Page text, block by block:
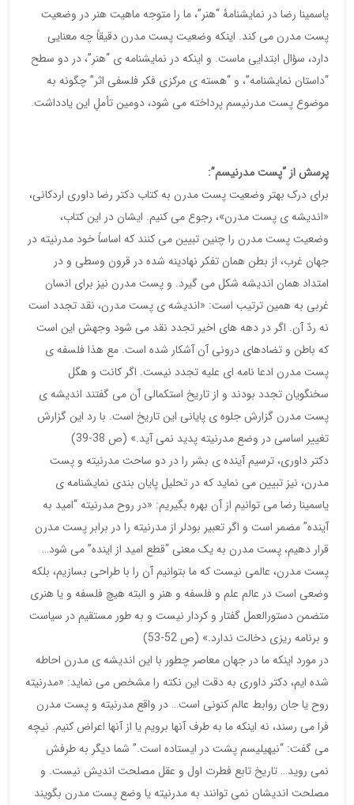
یاسمینا رضا در نمایشنامۀ “هنر”، ما را متوجه ماهیت هنر در وضعیت
پست مدرن می کند. اینکه وضعیت پست مدرن دقیقاً چه معنایی
دارد، سؤال ابتدایی ماست. و اینکه در نمایشنامه ی “هنر”، در دو سطح
“داستان نمایشنامه”، و “هسته ی مرکزی فکر فلسفی اثر” چگونه به
موضوع پست مدرنیسم پرداخته می شود، دومین تأملِ این یادداشت.
پرسش از “پست مدرنیسم”:
برای درک بهتر وضعیت پست مدرن به کتاب دکتر رضا داوری اردکانی،
«اندیشه ی پست مدرن»، رجوع می کنیم. ایشان در این کتاب،
وضعیت پست مدرن را چنین تبیین می کنند که اساساً خود مدرنیته در
جهان غرب، از بطن همان تفکر نهادینه شده در قرون وسطی و در
امتداد همان اندیشه شکل می گیرد. و پست مدرن نیز برای انسان
غربی به همین ترتیب است: «اندیشه ی پست مدرن، نقد تجدد است
نه ردّ آن. اگر در دهه های اخیر تجدد نقد می شود وجهش این است
که باطن و تضادهای درونی آن آشکار شده است. مع هذا فلسفه ی
پست مدرن ادعا نامه ای علیه تجدد نیست. اگر کانت و هگل
سخنگویان تجدد بودند و از تاریخ استکمالی آن می گفتند اندیشه ی
پست مدرن گزارش جلوه ی پایانی این تاریخ است. با رد این گزارش
تغییر اساسی در وضع مدرنیته پدید نمی آید.» (ص 38-39)
دکتر داوری، ترسیم آینده ی بشر را در دو ساحت مدرنیته و پست
مدرن، نیز تبیین می نماید که در تحلیل پایان بندی نمایشنامه ی
یاسمینا رضا می توانیم از آن بهره بگیریم: «در روح مدرنیته “امید به
آینده” مضمر است و اگر تعبیر بودلر از مدرنیته را در برابر پست مدرن
قرار دهیم، پست مدرن به یک معنی “قطع امید از اینده” می شود…
پست مدرن، عالمی نیست که ما بتوانیم آن را با طراحی بسازیم، بلکه
وضعی است در عالم علم و فلسفه و هنر و البته هیچ فلسفه و یا هنری
متضمن دستورالعمل گفتار و کردار نیست و به طور مستقیم در سیاست
و برنامه ریزی دخالت ندارد.» (ص 52-53)
در مورد اینکه ما در جهان معاصر چطور با این اندیشه ی مدرن احاطه
شده ایم، دکتر داوری به دقت این نکته را مشخص می نماید: «مدرنیته
روح یا جان روابط عالم کنونی است… در واقع مدرنیته و پست مدرن
فرا می رسند، نه اینکه ما به طرف آنها برویم یا از آنها اعراض کنیم. نیچه
می گفت: “نیهیلیسم پشت در ایستاده است.” شما دیگر به طرفش
نمی روید… تاریخ تابع فطرت اول و عقل مصلحت اندیش نیست. و
مصلحت اندیشان نمی توانند به مدرنیته یا وضع پست مدرن بگویند